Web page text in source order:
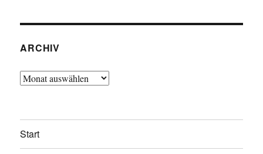
ARCHIV
Archiv
Start